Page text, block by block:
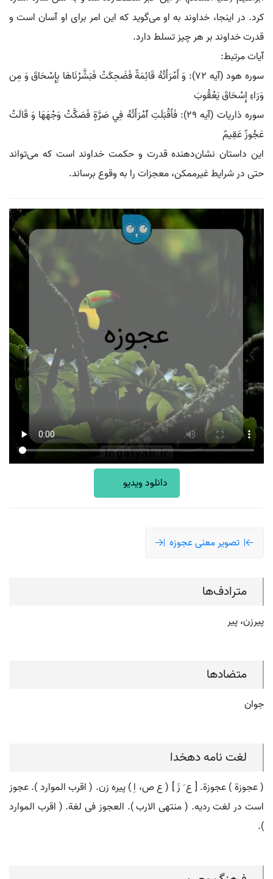
کرد. در اینجا، خداوند به او می‌گوید که این امر برای او آسان است و
قدرت خداوند بر هر چیز تسلط دارد.
آیات مرتبط:
سوره هود (آیه 72): وَ أَمْرَأَتُهُ قَائِمَةٌ فَضَحِكَتْ فَبَشَّرْنَاهَا بِإِسْحَاقَ وَ مِن
وَرَاءِ إِسْحَاقَ يَعْقُوبَ
سوره ذاریات (آیه 29): فَأَقْبَلَتِ ٱمْرَأَتُهُ فِي صَرَّةٍ فَصَكَّتْ وَجْهَهَا وَ قَالَتْ
عَجُوزٌ عَقِيمٌ
این داستان نشان‌دهنده قدرت و حکمت خداوند است که می‌تواند
حتی در شرایط غیرممکن، معجزات را به وقوع برساند.
دانلود ویدیو
تصویر معنی عجوزه
مترادف‌ها
پیرزن، پیر
متضادها
جوان
لغت نامه دهخدا
( عجوزة ) عجوزة. [ ع َ زَ ] ( ع ص، اِ ) پیره زن. ( اقرب الموارد ). عجوز
است در لغت ردیه. ( منتهی الارب ). العجوز فی لغة. ( اقرب الموارد
).